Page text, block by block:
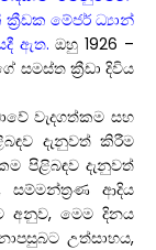
මේජර් ධ්‍යාන්
ඇත.ඔහු1926 –
සමස්ත ක්‍රීඩා දිවිය
වැදගත්කම සහ
දැනුවත් කිරීම
පිළිබඳව දැනුවත්
සම්මන්ත්‍රණ ආදිය
අනුව, මෙම දිනය
උත්සාහය,